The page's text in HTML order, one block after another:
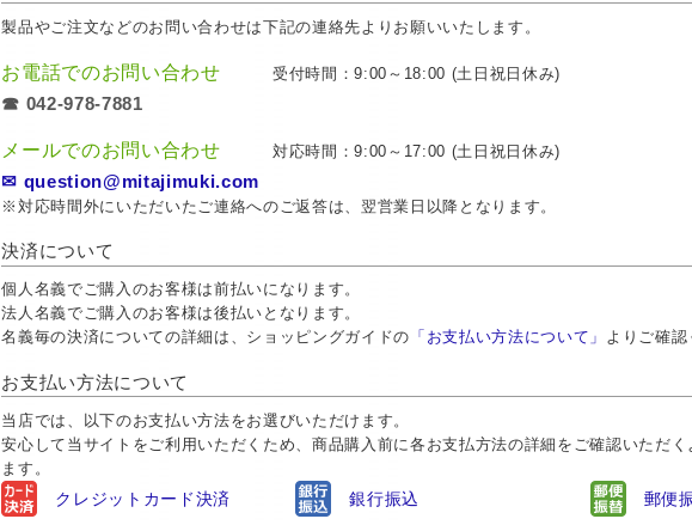
製品やご注文などのお問い合わせは下記の連絡先よりお願いいたします。
お電話でのお問い合わせ 受付時間：9:00～18:00 (土日祝日休み)
☎ 042-978-7881
メールでのお問い合わせ 対応時間：9:00～17:00 (土日祝日休み)
✉ question@mitajimuki.com
※対応時間外にいただいたご連絡へのご返答は、翌営業日以降となります。
決済について
個人名義でご購入のお客様は前払いになります。
法人名義でご購入のお客様は後払いとなります。
名義毎の決済についての詳細は、ショッピングガイドの 「お支払い方法について」 よりご確認
お支払い方法について
当店では、以下のお支払い方法をお選びいただけます。
安心して当サイトをご利用いただくため、商品購入前に各お支払方法の詳細をご確認いただく
ます。
クレジットカード決済 銀行振込 郵便